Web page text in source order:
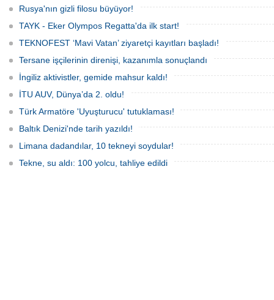
amacıyla kullanılmaya devam ediyor.
Rusya'nın gizli filosu büyüyor!
TAYK - Eker Olympos Regatta'da ilk start!
TEKNOFEST ‘Mavi Vatan’ ziyaretçi kayıtları başladı!
Tersane işçilerinin direnişi, kazanımla sonuçlandı
İngiliz aktivistler, gemide mahsur kaldı!
İTU AUV, Dünya’da 2. oldu!
Türk Armatöre 'Uyuşturucu' tutuklaması!
Baltık Denizi'nde tarih yazıldı!
Limana dadandılar, 10 tekneyi soydular!
Tekne, su aldı: 100 yolcu, tahliye edildi